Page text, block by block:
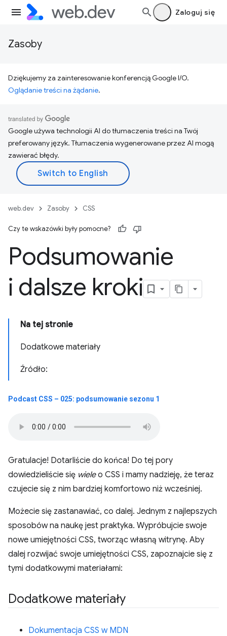
Zaloguj się
Zasoby
Dziękujemy za zainteresowanie konferencją Google I/O.
Oglądanie treści na żądanie.
Google używa technologii AI do tłumaczenia treści na Twój
preferowany język. Tłumaczenia wygenerowane przez AI mogą
zawierać błędy.
web.dev Zasoby CSS
Czy te wskazówki były pomocne?
Podsumowanie
i dalsze kroki
Na tej stronie
Dodatkowe materiały
Źródło:
Podcast CSS – 025: podsumowanie sezonu 1
Gratulacje! Dotarliście do końca! Do tej pory
dowiedzieliście się wieleo CSS i mamy nadzieję, że teraz
czujecie się z nim bardziej komfortowo niż wcześniej.
Możecie się zastanawiać, co dalej. Jednym z najlepszych
sposobów na naukę jest praktyka. Wypróbujcie swoje
nowe umiejętności CSS, tworząc własną witrynę. Aby
dalej rozwijać swoje umiejętności CSS, zapoznajcie się z
tymi dodatkowymi materiałami:
Dodatkowe materiały
Dokumentacja CSS w MDN